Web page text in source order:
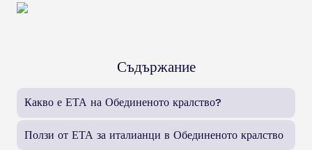
Съдържание
Какво е ЕТА на Обединеното кралство?
Ползи от ЕТА за италианци в Обединеното кралство